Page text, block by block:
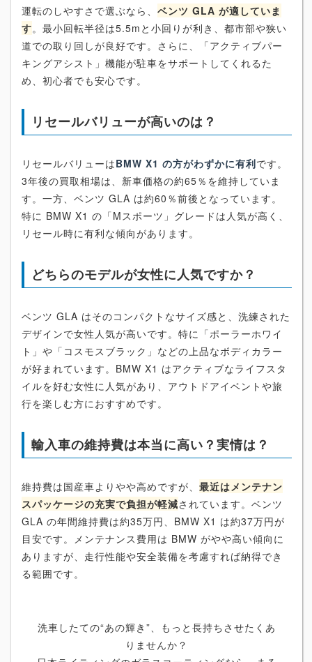
運転のしやすさで選ぶなら、 ベンツ GLA が適していま
す。最小回転半径は5.5mと小回りが利き、都市部や狭い
道での取り回しが良好です。さらに、「アクティブパー
キングアシスト」機能が駐車をサポートしてくれるた
め、初心者でも安心です。
リセールバリューが高いのは？
リセールバリューはBMW X1 の方がわずかに有利です。
3年後の買取相場は、新車価格の約65％を維持していま
す。一方、ベンツ GLA は約60％前後となっています。
特に BMW X1 の「Mスポーツ」グレードは人気が高く、
リセール時に有利な傾向があります。
どちらのモデルが女性に人気ですか？
ベンツ GLA はそのコンパクトなサイズ感と、洗練された
デザインで女性人気が高いです。特に「ポーラーホワイ
ト」や「コスモスブラック」などの上品なボディカラー
が好まれています。BMW X1 はアクティブなライフスタ
イルを好む女性に人気があり、アウトドアイベントや旅
行を楽しむ方におすすめです。
輸入車の維持費は本当に高い？実情は？
維持費は国産車よりやや高めですが、 最近はメンテナン
スパッケージの充実で負担が軽減されています。ベンツ
GLA の年間維持費は約35万円、BMW X1 は約37万円が
目安です。メンテナンス費用は BMW がやや高い傾向に
ありますが、走行性能や安全装備を考慮すれば納得でき
る範囲です。
洗車したての“あの輝き”、もっと長持ちさせたくあ
りませんか？